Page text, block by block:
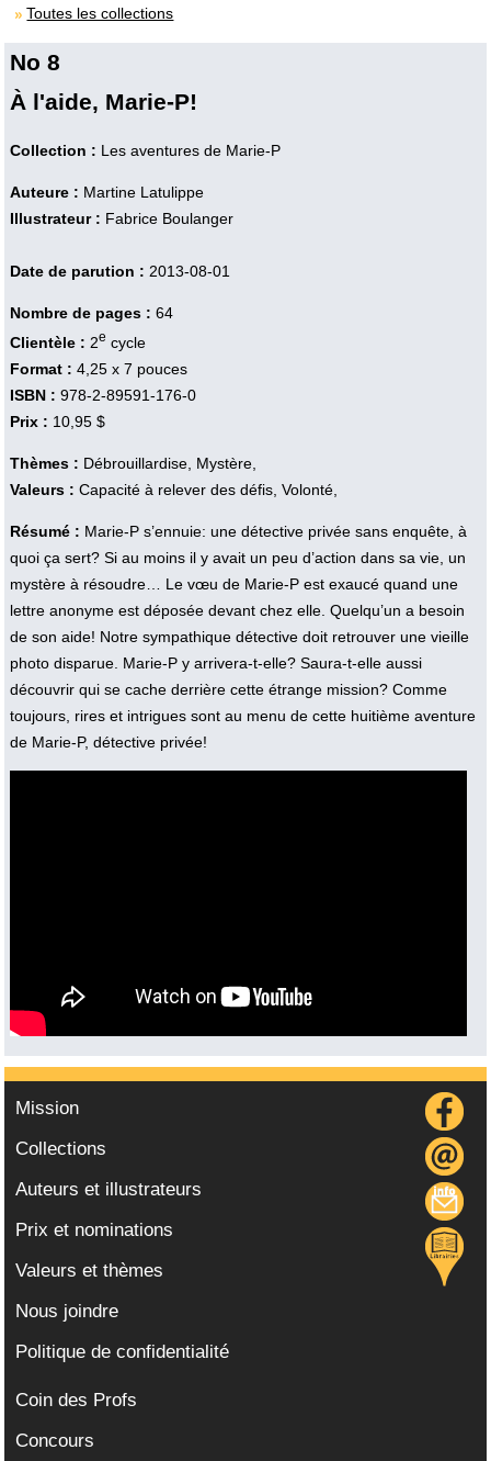
Toutes les collections
No 8
À l'aide, Marie-P!
Collection : Les aventures de Marie-P
Auteure : Martine Latulippe
Illustrateur : Fabrice Boulanger
Date de parution : 2013-08-01
Nombre de pages : 64
Clientèle : 2e cycle
Format : 4,25 x 7 pouces
ISBN : 978-2-89591-176-0
Prix : 10,95 $
Thèmes : Débrouillardise, Mystère,
Valeurs : Capacité à relever des défis, Volonté,
Résumé : Marie-P s’ennuie: une détective privée sans enquête, à
quoi ça sert? Si au moins il y avait un peu d’action dans sa vie, un
mystère à résoudre… Le vœu de Marie-P est exaucé quand une
lettre anonyme est déposée devant chez elle. Quelqu’un a besoin
de son aide! Notre sympathique détective doit retrouver une vieille
photo disparue. Marie-P y arrivera-t-elle? Saura-t-elle aussi
découvrir qui se cache derrière cette étrange mission? Comme
toujours, rires et intrigues sont au menu de cette huitième aventure
de Marie-P, détective privée!
Mission
Collections
Auteurs et illustrateurs
Prix et nominations
Valeurs et thèmes
Nous joindre
Politique de confidentialité
Coin des Profs
Concours